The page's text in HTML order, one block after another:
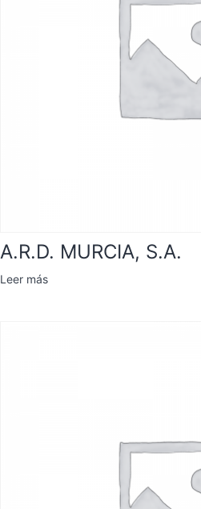
A.R.D. MURCIA, S.A.
Leer más